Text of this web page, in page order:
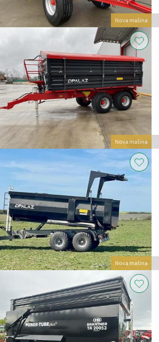
Nova mašina
Nova mašina
Nova mašina